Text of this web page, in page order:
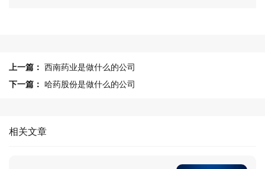
上一篇： 西南药业是做什么的公司
下一篇： 哈药股份是做什么的公司
相关文章